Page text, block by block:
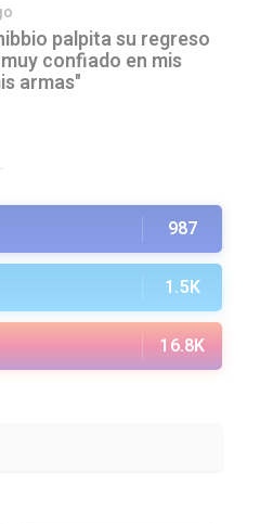
palpita su regreso
confiado en mis
armas"
987
1.5K
16.8K